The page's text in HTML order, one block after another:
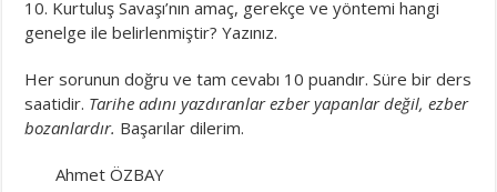
10. Kurtuluş Savaşı’nın amaç, gerekçe ve yöntemi hangi
genelge ile belirlenmiştir? Yazınız.
Her sorunun doğru ve tam cevabı 10 puandır. Süre bir ders
saatidir. Tarihe adını yazdıranlar ezber yapanlar değil, ezber
bozanlardır. Başarılar dilerim.
Ahmet ÖZBAY